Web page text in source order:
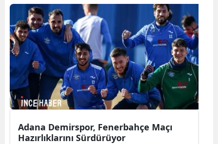
Adana Demirspor, Fenerbahçe Maçı
Hazırlıklarını Sürdürüyor